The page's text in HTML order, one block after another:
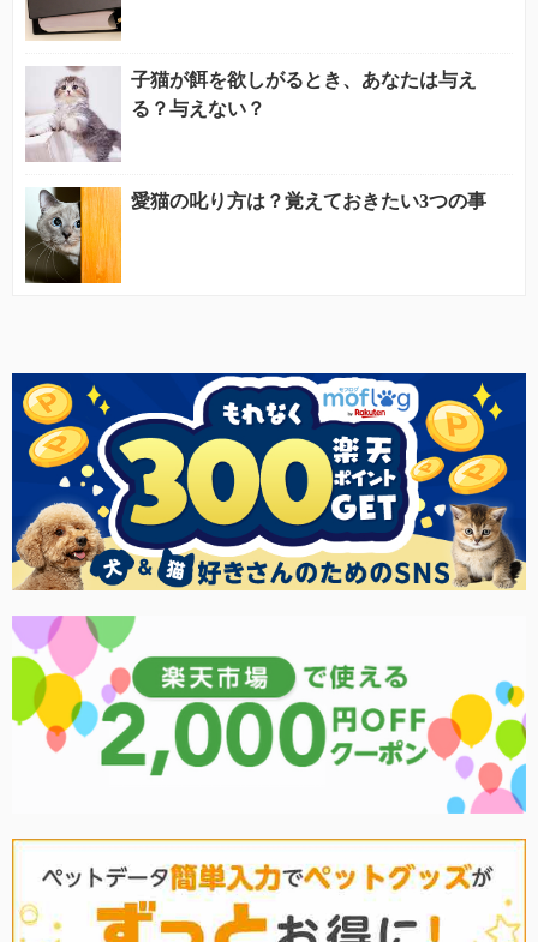
子猫が餌を欲しがるとき、あなたは与え
る？与えない？
愛猫の叱り方は？覚えておきたい3つの事